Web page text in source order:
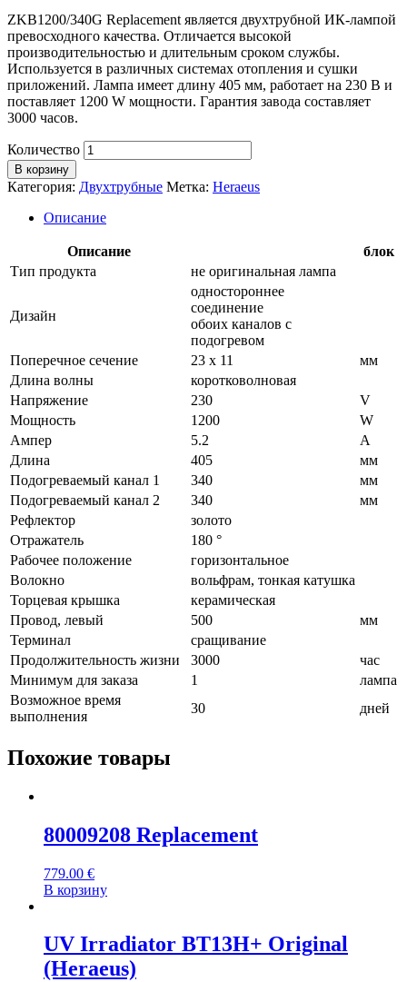
ZKB1200/340G Replacement является двухтрубной ИК-лампой
превосходного качества. Отличается высокой
производительностью и длительным сроком службы.
Используется в различных системах отопления и сушки
приложений. Лампа имеет длину 405 мм, работает на 230 В и
поставляет 1200 W мощности. Гарантия завода составляет
3000 часов.
Количество
В корзину
Категория: Двухтрубные Метка: Heraeus
Описание
Описание
блок
Тип продукта
не оригинальная лампа
Дизайн
одностороннее
соединение
обоих каналов с
подогревом
Поперечное сечение
23 х 11
мм
Длина волны
коротковолновая
Напряжение
230
V
Мощность
1200
W
Ампер
5.2
A
Длина
405
мм
Подогреваемый канал 1
340
мм
Подогреваемый канал 2
340
мм
Рефлектор
золото
Отражатель
180 °
Рабочее положение
горизонтальное
Волокно
вольфрам, тонкая катушка
Торцевая крышка
керамическая
Провод, левый
500
мм
Терминал
сращивание
Продолжительность жизни
3000
час
Минимум для заказа
1
лампа
Возможное время
выполнения
30 дней
Похожие товары
80009208 Replacement
779.00 €
В корзину
UV Irradiator BT13H+ Original
(Heraeus)